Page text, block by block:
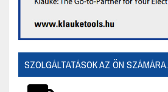
SZOLGÁLTATÁSOK AZ ÖN SZÁMÁRA.